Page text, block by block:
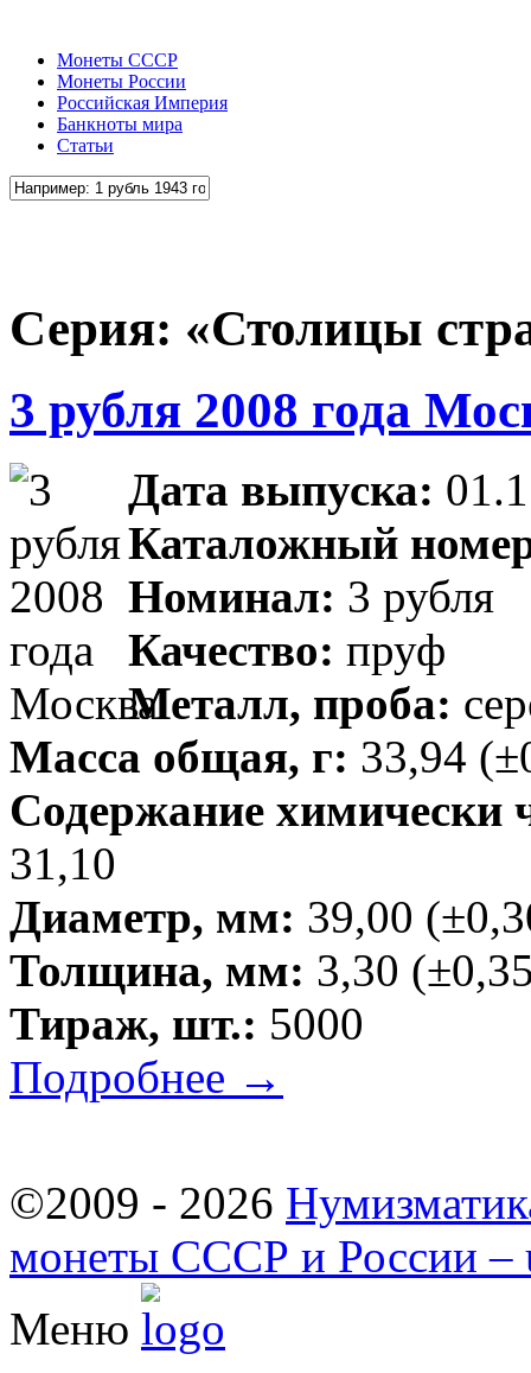
Монеты СССР
Монеты России
Российская Империя
Банкноты мира
Статьи
Серия: «Столицы
3 рубля 2008 года
Дата выпуска:
Каталожный
Номинал: 3 рубля
Качество: пруф
Металл, проба:
Масса общая, г: 33,94
Содержание химически
31,10
Диаметр, мм: 39,00
Толщина, мм: 3,30
Тираж, шт.: 5000
Подробнее →
©2009 - 2026
монеты СССР и России –
Меню